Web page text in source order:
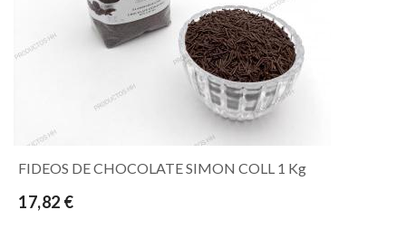
FIDEOS DE CHOCOLATE SIMON COLL 1 Kg
17,82 €